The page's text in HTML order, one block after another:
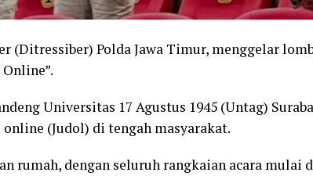
(Ditressiber) Polda Jawa Timur, menggelar
Universitas 17 Agustus 1945 (Untag)
(Judol) di tengah masyarakat.
rumah, dengan seluruh rangkaian acara mulai